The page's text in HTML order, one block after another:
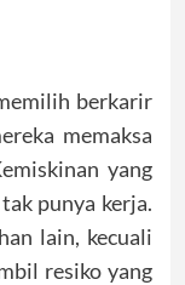
berkarir
memaksa
yang
punya kerja.
lain, kecuali
resiko yang